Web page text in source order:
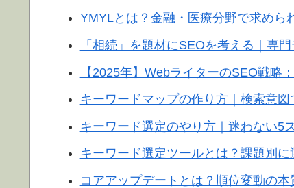
YMYLとは？金融・医療分野で求めら
「相続」を題材にSEOを考える｜専
【2025年】WebライターのSEO戦略
キーワードマップの作り方｜検索意
キーワード選定のやり方｜迷わない5
キーワード選定ツールとは？課題別
コアアップデートとは？順位変動の